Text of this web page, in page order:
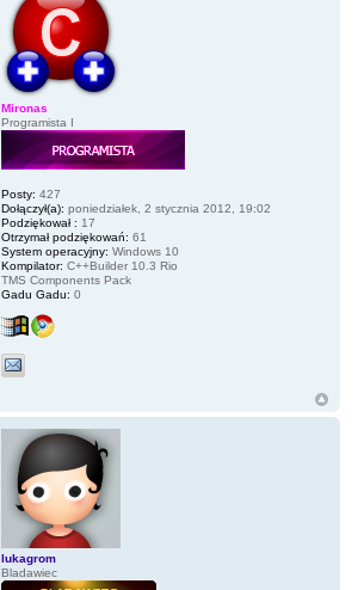
Mironas
Programista I
Posty: 427
Dołączył(a): poniedziałek, 2 stycznia 2012, 19:02
Podziękował : 17
Otrzymał podziękowań: 61
System operacyjny: Windows 10
Kompilator: C++Builder 10.3 Rio
TMS Components Pack
Gadu Gadu: 0
lukagrom
Bladawiec